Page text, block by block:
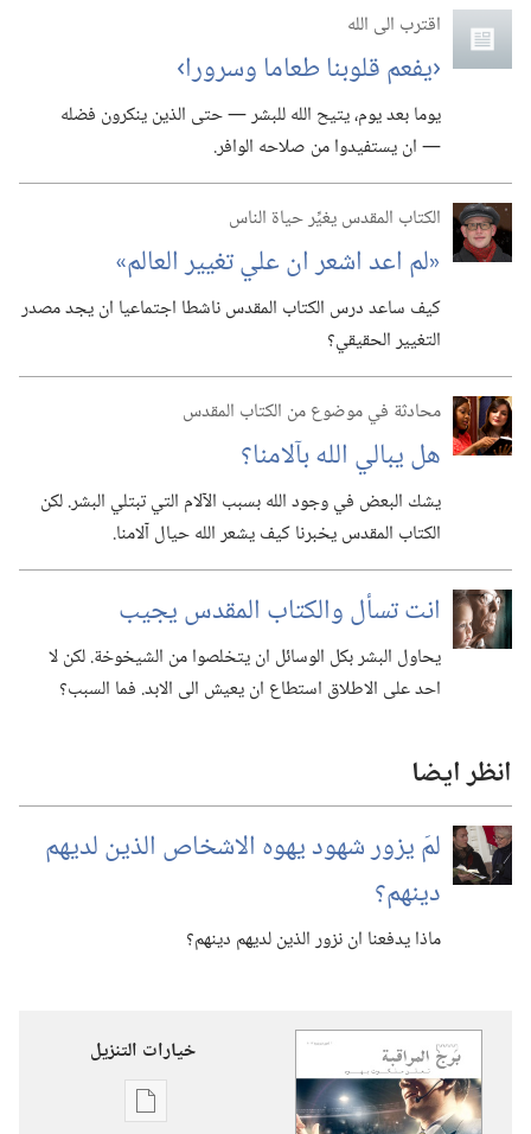
اقترب الى الله
‏‹يفعم قلوبنا طعاما وسرورا›‏
يوما بعد يوم،‏ يتيح الله للبشر —‏ حتى الذين ينكرون فضله
—‏ ان يستفيدوا من صلاحه الوافر.‏
الكتاب المقدس يغيِّر حياة الناس
‏«لم اعد اشعر ان علي تغيير العالم»‏
كيف ساعد درس الكتاب المقدس ناشطا اجتماعيا ان يجد مصدر
التغيير الحقيقي؟‏
محادثة في موضوع من الكتاب المقدس
هل يبالي الله بآلامنا؟‏
يشك البعض في وجود الله بسبب الآلام التي تبتلي البشر.‏ لكن
الكتاب المقدس يخبرنا كيف يشعر الله حيال آلامنا.‏
انت تسأل والكتاب المقدس يجيب
يحاول البشر بكل الوسائل ان يتخلصوا من الشيخوخة.‏ لكن لا
احد على الاطلاق استطاع ان يعيش الى الابد.‏ فما السبب؟‏
انظر ايضا
لمَ يزور شهود يهوه الاشخاص الذين لديهم
دينهم؟‏
ماذا يدفعنا ان نزور الذين لديهم دينهم؟‏
خيارات التنزيل
خيارات